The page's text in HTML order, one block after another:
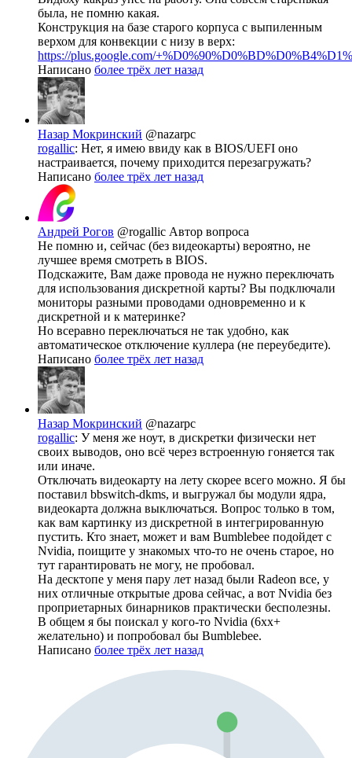
была, не помню какая.
Конструкция на базе старого корпуса с выпиленным
верхом для конвекции с низу в верх:
https://plus.google.com/
Написано более трёх лет назад
Назар Мокринский @nazarpc
rogallic: Нет, я имею ввиду как в BIOS/UEFI оно
настраивается, почему приходится перезагружать?
Написано более трёх лет назад
Андрей Рогов @rogallic Автор вопроса
Не помню и, сейчас (без видеокарты) вероятно, не
лучшее время смотреть в BIOS.
Подскажите, Вам даже провода не нужно переключать
для использования дискретной карты? Вы подключали
мониторы разными проводами одновременно и к
дискретной и к материнке?
Но всеравно переключаться не так удобно, как
автоматическое отключение куллера (не переубедите).
Написано более трёх лет назад
Назар Мокринский @nazarpc
rogallic: У меня же ноут, в дискретки физически нет
своих выводов, оно всё через встроенную гоняется так
или иначе.
Отключать видеокарту на лету скорее всего можно. Я бы
поставил bbswitch-dkms, и выгружал бы модули ядра,
видеокарта должна выключаться. Вопрос только в том,
как вам картинку из дискретной в интегрированную
пустить. Кто знает, может и вам Bumblebee подойдет с
Nvidia, поищите у знакомых что-то не очень старое, но
тут гарантировать не могу, не пробовал.
На десктопе у меня пару лет назад были Radeon все, у
них отличные открытые дрова сейчас, а вот Nvidia без
проприетарных бинарников практически бесполезны.
В общем я бы поискал у кого-то Nvidia (6xx+
желательно) и попробовал бы Bumblebee.
Написано более трёх лет назад